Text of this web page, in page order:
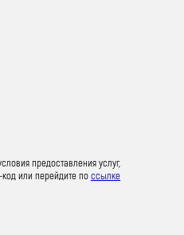
предоставления услуг,
код или перейдите поссылке